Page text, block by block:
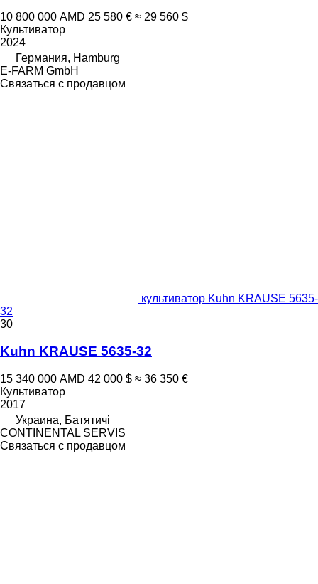
10 800 000 AMD 25 580 € ≈ 29 560 $
Культиватор
2024
Германия, Hamburg
E-FARM GmbH
Связаться с продавцом
культиватор Kuhn KRAUSE 5635-
32
30
Kuhn KRAUSE 5635-32
15 340 000 AMD 42 000 $ ≈ 36 350 €
Культиватор
2017
Украина, Батятичі
CONTINENTAL SERVIS
Связаться с продавцом